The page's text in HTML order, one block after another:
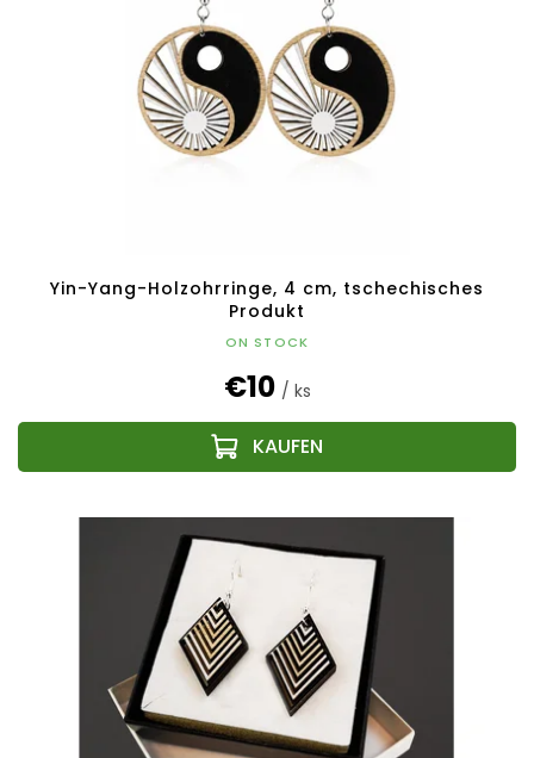
Yin-Yang-Holzohrringe, 4 cm, tschechisches
Produkt
ON STOCK
€10 / ks